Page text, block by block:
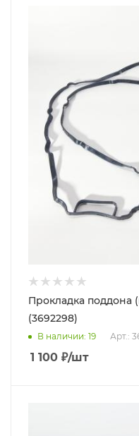
Прокладка поддона
(3692298)
В наличии: 19 Арт.:
1 100 ₽/шт